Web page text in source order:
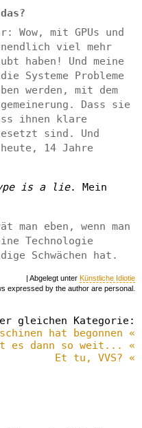
Wow, mit GPUs und
viel mehr
haben! Und meine
Systeme Probleme
werden, mit dem
Dass sie
ihnen klare
sind. Und
14 Jahre
is a lie. Mein
eben, wenn man
Technologie
Schwächen hat.
| Abgelegt unter Künstliche Idiotie
expressed by the author are personal.
gleichen Kategorie:
hat begonnen «
es dann so weit... «
Et tu, VVS? «